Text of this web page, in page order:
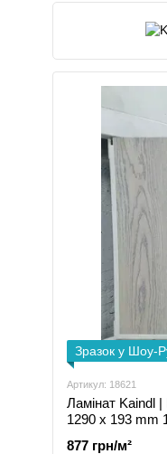
Зразок у Шоу-
Артикул: 18621
Ламінат Kaindl
1290 x 193 mm
877 грн/м²